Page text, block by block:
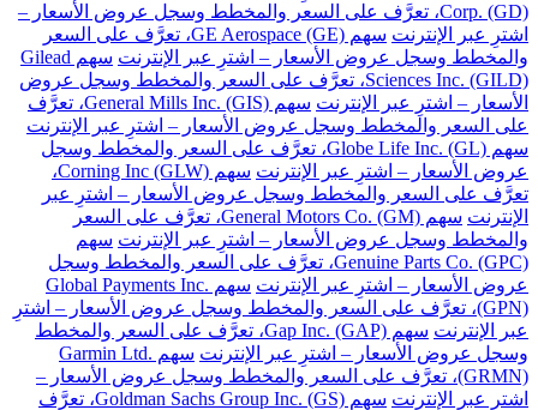
Corp. (GD)، تعرَّف على السعر والمخطط وسجل عروض الأسعار –
اشترِ عبر الإنترنت
سهم GE Aerospace (GE)، تعرَّف على السعر
والمخطط وسجل عروض الأسعار – اشترِ عبر الإنترنت
سهم Gilead
Sciences Inc. (GILD)، تعرَّف على السعر والمخطط وسجل عروض
الأسعار – اشترِ عبر الإنترنت
سهم General Mills Inc. (GIS)، تعرَّف
على السعر والمخطط وسجل عروض الأسعار – اشترِ عبر الإنترنت
سهم Globe Life Inc. (GL)، تعرَّف على السعر والمخطط وسجل
عروض الأسعار – اشترِ عبر الإنترنت
سهم Corning Inc (GLW)،
تعرَّف على السعر والمخطط وسجل عروض الأسعار – اشترِ عبر
الإنترنت
سهم General Motors Co. (GM)، تعرَّف على السعر
والمخطط وسجل عروض الأسعار – اشترِ عبر الإنترنت سهم
Genuine Parts Co. (GPC)، تعرَّف على السعر والمخطط وسجل
عروض الأسعار – اشترِ عبر الإنترنت
سهم Global Payments Inc.
(GPN)، تعرَّف على السعر والمخطط وسجل عروض الأسعار – اشترِ
عبر الإنترنت
سهم Gap Inc. (GAP)، تعرَّف على السعر والمخطط
وسجل عروض الأسعار – اشترِ عبر الإنترنت
سهم Garmin Ltd.
(GRMN)، تعرَّف على السعر والمخطط وسجل عروض الأسعار –
اشترِ عبر الإنترنت
سهم Goldman Sachs Group Inc. (GS)، تعرَّف